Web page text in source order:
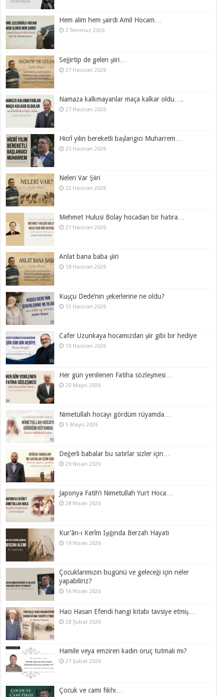
Hem alim hem şairdi Amil Hocam…
2 Temmuz 2026
Seğirtip de gelen şiiri…
27 Haziran 2026
Namaza kalkmayanlar maça kalkar oldu….
27 Haziran 2026
Hicrî yılın bereketli başlangıcı Muharrem…
25 Haziran 2026
Neleri Var Şiiri
22 Haziran 2026
Mehmet Hulusi Bolay hocadan bir hatıra…
21 Haziran 2026
Anlat bana baba şiiri
18 Haziran 2026
Kuşçu Dede’nin şekerlerine ne oldu?
12 Haziran 2026
Cafer Uzunkaya hocamızdan şiir gibi bir hediye
10 Haziran 2026
Her gün yenilenen Fatiha sözleşmesi…
20 Mayıs 2026
Nimetullah hocayı gördüm rüyamda…
5 Mayıs 2026
Değerli babalar bu satırlar sizler için…
29 Nisan 2026
Japonya Fatih’i Nimetullah Yurt Hoca…
28 Nisan 2026
Kur’ân-ı Kerîm Işığında Berzah Hayatı
19 Nisan 2026
Çocuklarımızın bugünü ve geleceği için neler
yapabiliriz?
16 Nisan 2026
Hacı Hasan Efendi hangi kitabı tavsiye etmiş…
28 Şubat 2026
Hamile veya emziren kadın oruç tutmalı mı?
27 Şubat 2026
Çocuk ve cami fıkhı…